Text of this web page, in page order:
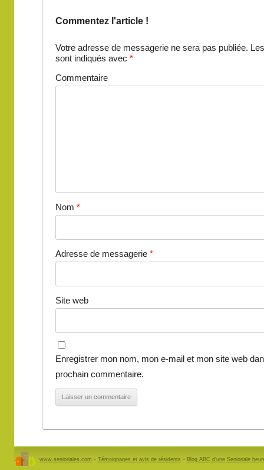
Commentez l'article !
Votre adresse de messagerie ne sera pas publiée.
sont indiqués avec *
Commentaire
Nom *
Adresse de messagerie *
Site web
Enregistrer mon nom, mon e-mail et mon site web
prochain commentaire.
www.senioriales.com - Témoignages et avis de résidents - Blog ABC d’une Senioriale